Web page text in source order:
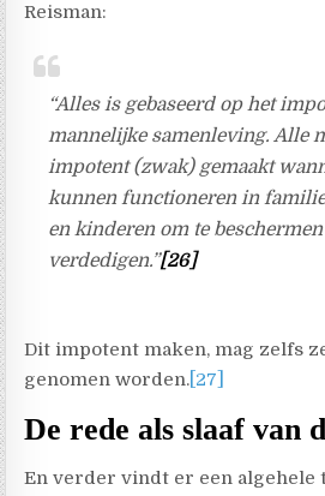
Reisman:
“Alles is gebaseerd op het
mannelijke samenleving. Alle
impotent (zwak) gemaakt
kunnen functioneren in
en kinderen om te
verdedigen.”[26]
Dit impotent maken, mag zelfs
genomen worden. [27]
De rede als slaaf van
En verder vindt er een algehele